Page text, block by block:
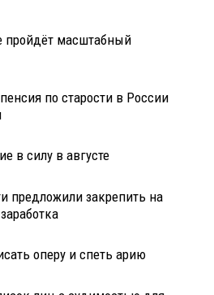
пройдёт масштабный
по старости в России
в силу в августе
предложили закрепить на
оперу и спеть арию